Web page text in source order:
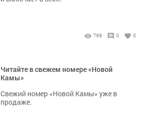
769 0 0
Читайте в свежем номере «Новой
Камы»
Свежий номер «Новой Камы» уже в
продаже.